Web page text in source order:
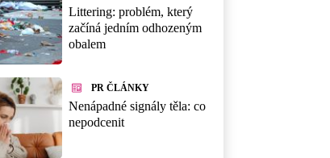
Littering: problém, který
začíná jedním odhozeným
obalem
PR ČLÁNKY
Nenápadné signály těla: co
nepodcenit